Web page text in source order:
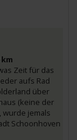
Zeit für das
aufs Rad
über
(keine der
wurde jemals
Schoonhoven